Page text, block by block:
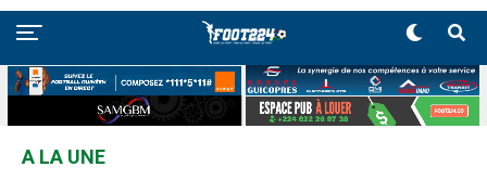
A LA UNE